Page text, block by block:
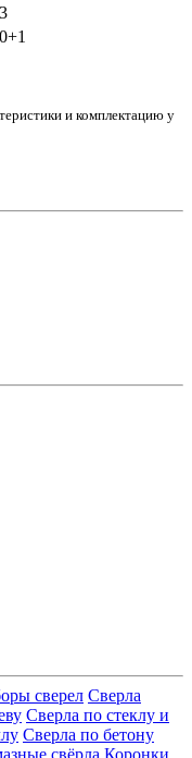
и комплектацию у
сверел Сверла
Сверла по стеклу и
Сверла по бетону
свёрла Коронки